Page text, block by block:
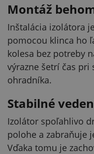
Montáž
Inštalácia izolátora
pomocou klinca ho
kolesa bez potreby
výrazne šetrí čas pri
ohradníka.
Stabilné
Izolátor spoľahlivo
polohe a zabraňuje
Vďaka tomu je